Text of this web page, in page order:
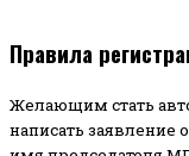
Правила
Желающим стать
написать заявление